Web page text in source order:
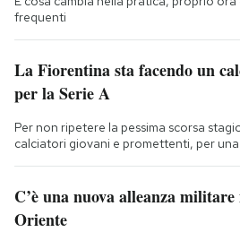
frequenti
La Fiorentina sta facendo un
per la Serie A
Per non ripetere la pessima scorsa
calciatori giovani e promettenti, per
C’è una nuova alleanza
Oriente